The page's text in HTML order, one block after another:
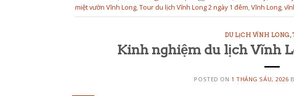
miệt vườn Vĩnh Long,Tour du lịch Vĩnh Long 2 ngày 1 đêm,Vĩnh Long,
DU LỊCH VĨNH LONG,
Kinh nghiệm du lịch Vĩnh
POSTED ON 1 THÁNG SÁU, 2026